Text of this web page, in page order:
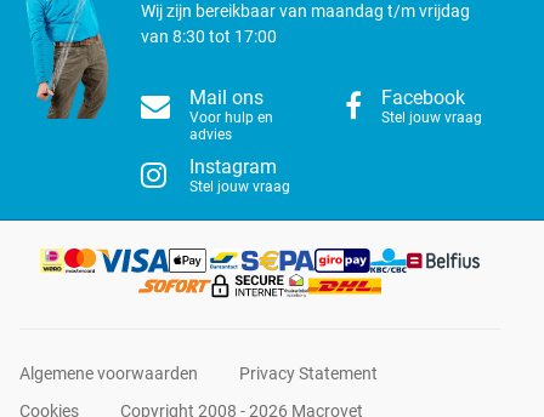
Wij zijn bereikbaar van maandag t/m vrijdag
van 8:30 tot 17:00
Mail ons
Voor hulp en
advies
Facebook
Stel jouw vraag
Instagram
Stel jouw vraag
Algemene voorwaarden
Privacy Statement
Cookies
Copyright 2008 - 2026 Macrovet